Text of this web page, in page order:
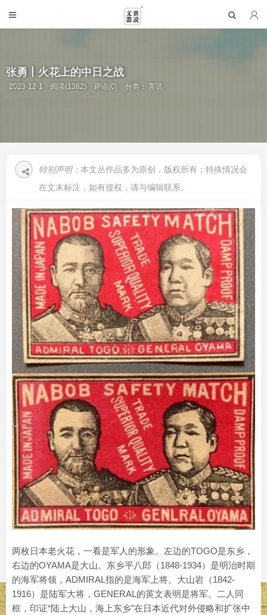
张勇丨火花上的中日之战
2023-12-1 阅读(1382) 评论(0) 分类：言说
特别声明： 本文丛作品多为原创，版权所有；特殊情况会
在文末标注，如有侵权，请与编辑联系。
两枚日本老火花，一看是军人的形象。左边的TOGO是东乡，
右边的OYAMA是大山。东乡平八郎（1848-1934）是明治时期
的海军将领，ADMIRAL指的是海军上将。大山岩（1842-
1916）是陆军大将，GENERAL的英文表明是将军。二人同
框，印证“陆上大山，海上东乡”在日本近代对外侵略和扩张中